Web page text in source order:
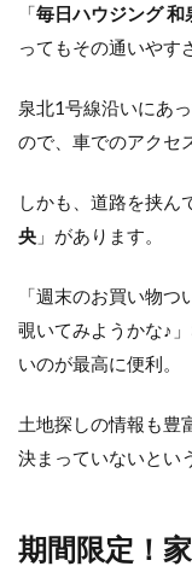
「毎日ハウジング
ってもその通いやす
泉北1号線沿いにあ
ので、車でのアクセ
しかも、道路を挟ん
央 」があります。
「週末のお買い物
覗いてみようかな♪
いのが最高に便利。
土地探しの情報も豊
決まっていないとい
期間限定！